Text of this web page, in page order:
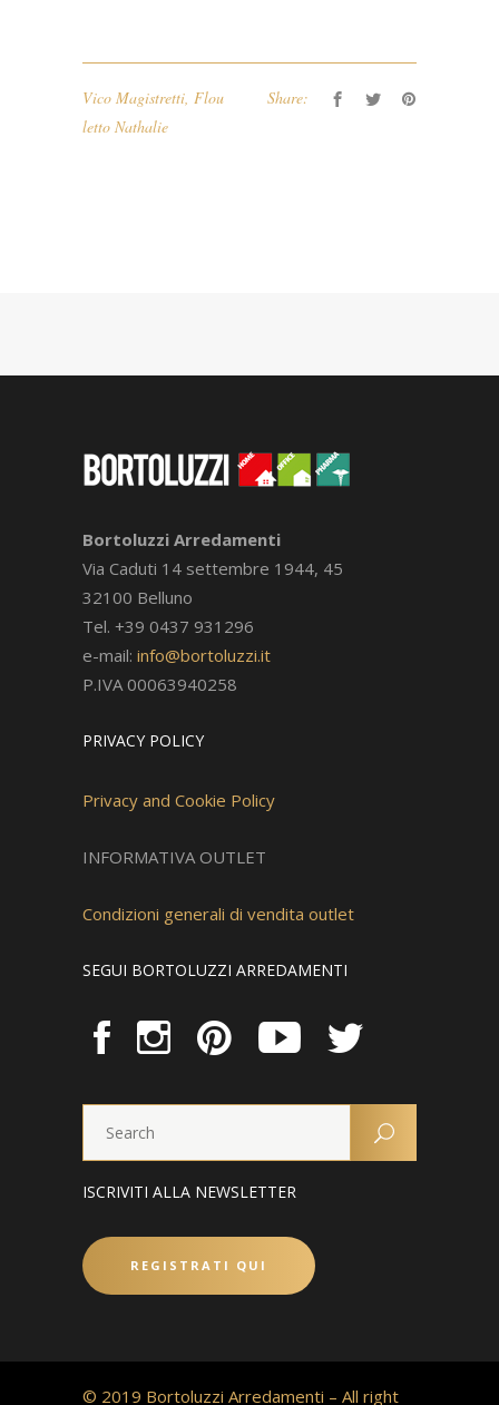
Vico Magistretti, Flou
letto Nathalie
Share:
Bortoluzzi Arredamenti
Via Caduti 14 settembre 1944, 45
32100 Belluno
Tel. +39 0437 931296
e-mail: info@bortoluzzi.it
P.IVA 00063940258
PRIVACY POLICY
Privacy and Cookie Policy
INFORMATIVA OUTLET
Condizioni generali di vendita outlet
SEGUI BORTOLUZZI ARREDAMENTI
ISCRIVITI ALLA NEWSLETTER
REGISTRATI QUI
© 2019 Bortoluzzi Arredamenti – All right